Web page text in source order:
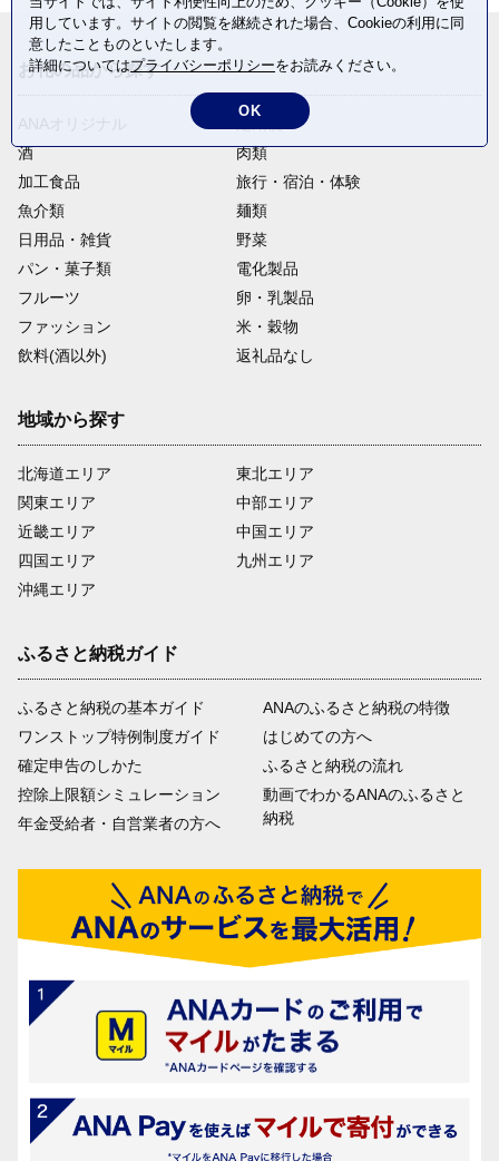
お礼の品から探す
酒
肉類
加工食品
旅行・宿泊・体験
魚介類
麺類
日用品・雑貨
野菜
パン・菓子類
電化製品
フルーツ
卵・乳製品
ファッション
米・穀物
飲料(酒以外)
返礼品なし
地域から探す
北海道エリア
関東エリア
近畿エリア
四国エリア
沖縄エリア
東北エリア
中部エリア
中国エリア
九州エリア
ふるさと納税ガイド
ふるさと納税の基本ガイド
ワンストップ特例制度ガイド
確定申告のしかた
控除上限額シミュレーション
年金受給者・自営業者の方へ
ANAのふるさと納税の特徴
はじめての方へ
ふるさと納税の流れ
動画でわかるANAのふるさと
納税
用しています。サイトの閲覧を継続された場合、Cookieの利用に同
意したことものといたします。
詳細についてはプライバシーポリシーをお読みください。
OK